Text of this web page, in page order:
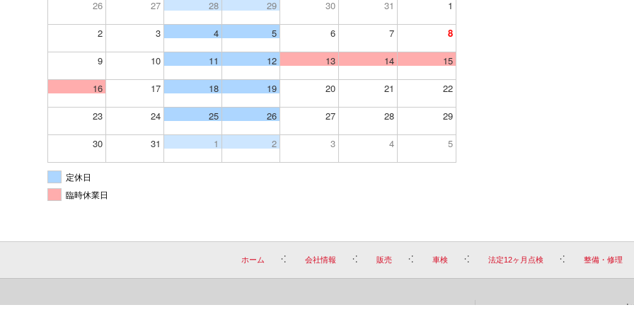
26 27 28 29 30 31 1
2 3 4 5 6 7 8
9 10 11 12 13 14 15
16 17 18 19 20 21 22
23 24 25 26 27 28 29
30 31 1 2 3 4 5
定休日
臨時休業日
ホーム 会社情報 販売 車検 法定12ヶ月点検 整備・修理